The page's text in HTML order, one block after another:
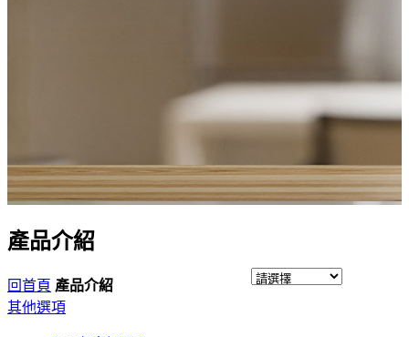
產品介紹
回首頁 產品介紹
其他選項